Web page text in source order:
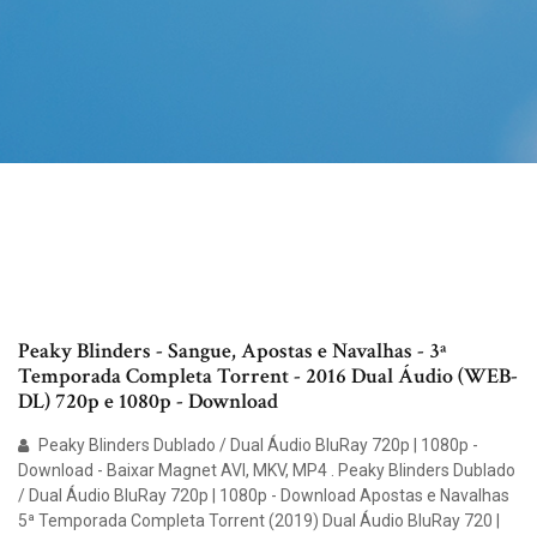
Peaky Blinders - Sangue, Apostas e Navalhas - 3ª
Temporada Completa Torrent - 2016 Dual Áudio (WEB-
DL) 720p e 1080p - Download
Peaky Blinders Dublado / Dual Áudio BluRay 720p | 1080p -
Download - Baixar Magnet AVI, MKV, MP4 . Peaky Blinders Dublado
/ Dual Áudio BluRay 720p | 1080p - Download Apostas e Navalhas
5ª Temporada Completa Torrent (2019) Dual Áudio BluRay 720 |